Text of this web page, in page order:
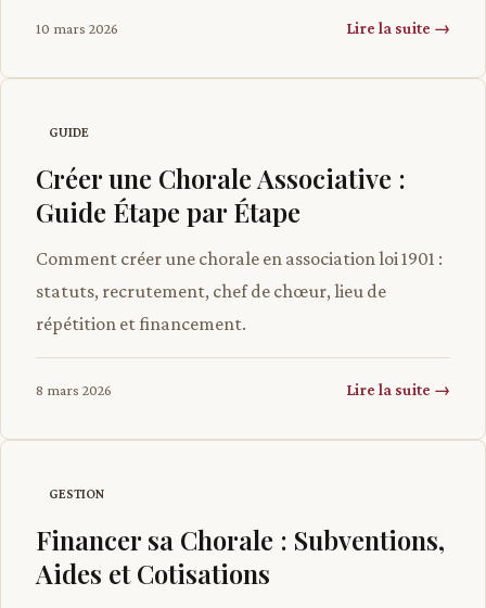
10 mars 2026 Lire la suite →
GUIDE
Créer une Chorale Associative :
Guide Étape par Étape
Comment créer une chorale en association loi 1901 :
statuts, recrutement, chef de chœur, lieu de
répétition et financement.
8 mars 2026 Lire la suite →
GESTION
Financer sa Chorale : Subventions,
Aides et Cotisations